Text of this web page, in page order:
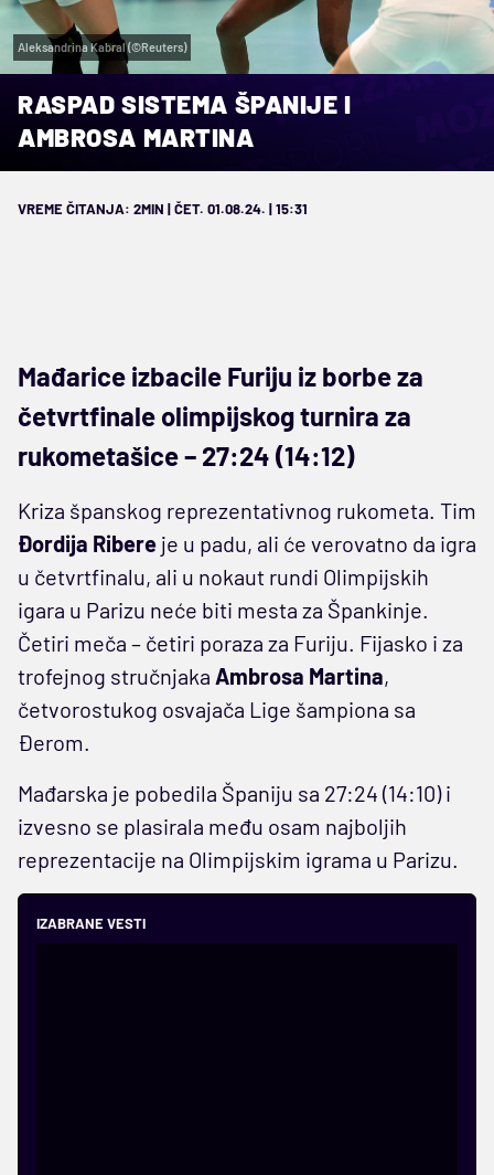
Aleksandrina Kabral (©Reuters)
RASPAD SISTEMA ŠPANIJE I
AMBROSA MARTINA
VREME ČITANJA: 2MIN | ČET. 01.08.24. | 15:31
Mađarice izbacile Furiju iz borbe za
četvrtfinale olimpijskog turnira za
rukometašice – 27:24 (14:12)
Kriza španskog reprezentativnog rukometa. Tim
Đordija Ribere je u padu, ali će verovatno da igra
u četvrtfinalu, ali u nokaut rundi Olimpijskih
igara u Parizu neće biti mesta za Špankinje.
Četiri meča – četiri poraza za Furiju. Fijasko i za
trofejnog stručnjaka Ambrosa Martina,
četvorostukog osvajača Lige šampiona sa
Đerom.
Mađarska je pobedila Španiju sa 27:24 (14:10) i
izvesno se plasirala među osam najboljih
reprezentacije na Olimpijskim igrama u Parizu.
IZABRANE VESTI